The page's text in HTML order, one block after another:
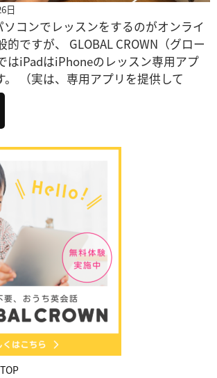
日
コンでレッスンをするのがオンライ
的ですが、 GLOBAL CROWN（グロー
はiPadはiPhoneのレッスン専用アプ
。 （実は、専用アプリを提供して